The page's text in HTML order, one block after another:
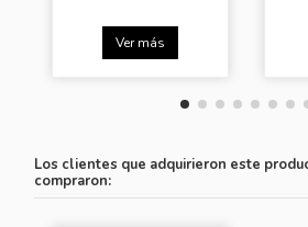
Ver más
Los clientes que adquirieron este
compraron: